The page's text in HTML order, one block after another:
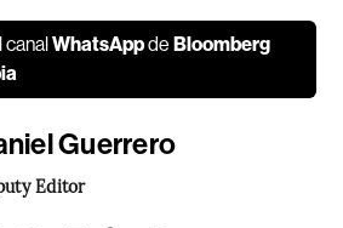
canalWhatsAppdeBloomberg
Guerrero
Editor